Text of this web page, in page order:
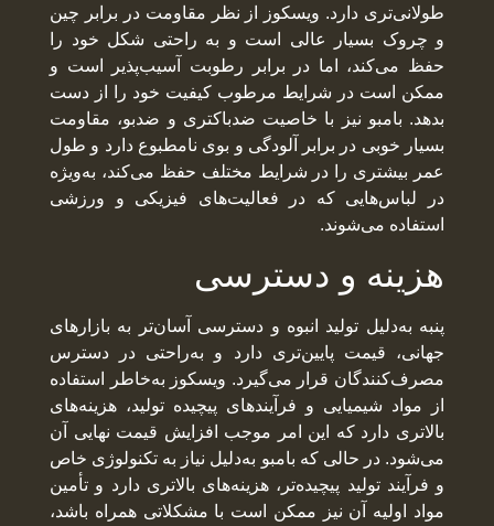
طولانی‌تری دارد. ویسکوز از نظر مقاومت در برابر چین
و چروک بسیار عالی است و به راحتی شکل خود را
حفظ می‌کند، اما در برابر رطوبت آسیب‌پذیر است و
ممکن است در شرایط مرطوب کیفیت خود را از دست
بدهد. بامبو نیز با خاصیت ضدباکتری و ضدبو، مقاومت
بسیار خوبی در برابر آلودگی و بوی نامطبوع دارد و طول
عمر بیشتری را در شرایط مختلف حفظ می‌کند، به‌ویژه
در لباس‌هایی که در فعالیت‌های فیزیکی و ورزشی
استفاده می‌شوند.
هزینه و دسترسی
پنبه به‌دلیل تولید انبوه و دسترسی آسان‌تر به بازارهای
جهانی، قیمت پایین‌تری دارد و به‌راحتی در دسترس
مصرف‌کنندگان قرار می‌گیرد. ویسکوز به‌خاطر استفاده
از مواد شیمیایی و فرآیندهای پیچیده تولید، هزینه‌های
بالاتری دارد که این امر موجب افزایش قیمت نهایی آن
می‌شود. در حالی که بامبو به‌دلیل نیاز به تکنولوژی خاص
و فرآیند تولید پیچیده‌تر، هزینه‌های بالاتری دارد و تأمین
مواد اولیه آن نیز ممکن است با مشکلاتی همراه باشد،